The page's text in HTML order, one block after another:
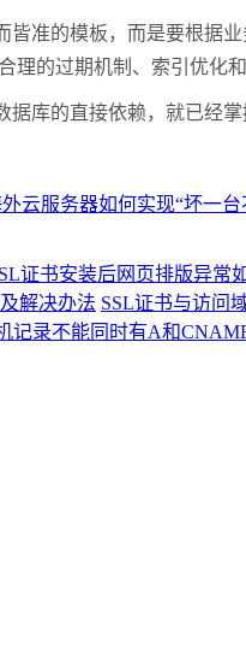
的模板，而是要根据
理的过期机制、索引优化
的直接依赖，就已经
云服务器如何实现“坏一
证书安装后网页排版异常
解决办法 SSL证书与访问
记录不能同时有A和